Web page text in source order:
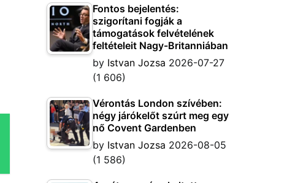
Fontos bejelentés:
szigorítani fogják a
támogatások felvételének
feltételeit Nagy-Britanniában
by Istvan Jozsa 2026-07-27
(1 606)
Vérontás London szívében:
négy járókelőt szúrt meg egy
nő Covent Gardenben
by Istvan Jozsa 2026-08-05
(1 586)